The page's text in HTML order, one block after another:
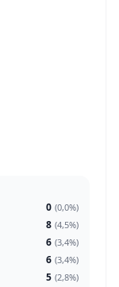
0 (0,0%)
8 (4,5%)
6 (3,4%)
6 (3,4%)
5 (2,8%)